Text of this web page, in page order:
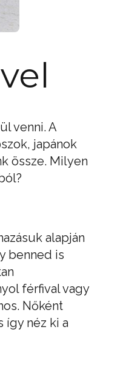
venni. A
japánok
össze. Milyen
alapján
benned is
férfival vagy
Nőként
így néz ki a